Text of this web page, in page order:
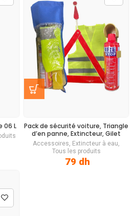
06 L
Pack de sécurité voiture, Triangle
d’en panne, Extincteur, Gilet
fluorescent
Accessoires Extincteur à eau
Tous les produits
79 dh